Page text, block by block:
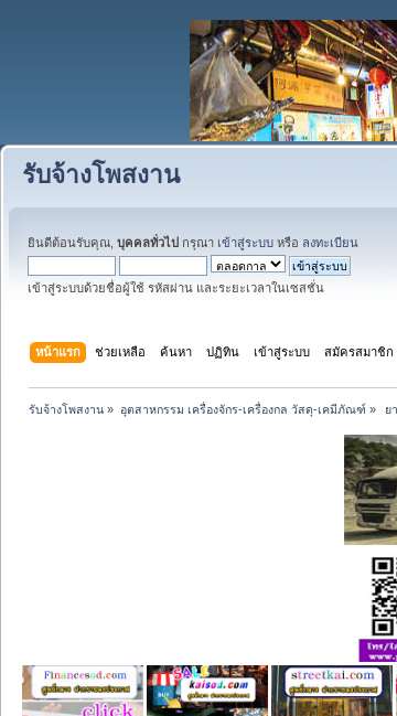
รับจ้างโพสงาน
ยินดีต้อนรับคุณ, บุคคลทั่วไป กรุณา เข้าสู่ระบบ หรือ ลงทะเบียน
เข้าสู่ระบบด้วยชื่อผู้ใช้ รหัสผ่าน และระยะเวลาในเซสชั่น
หน้าแรก ช่วยเหลือ ค้นหา ปฏิทิน เข้าสู่ระบบ สมัครสมาชิก
รับจ้างโพสงาน » อุตสาหกรรม เครื่องจักร-เครื่องกล วัสดุ-เคมีภัณฑ์ » ย